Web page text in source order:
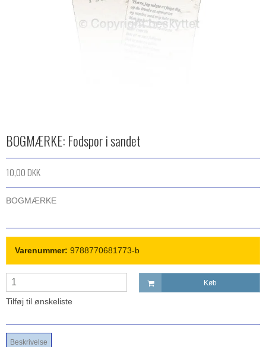
BOGMÆRKE: Fodspor i sandet
10,00 DKK
BOGMÆRKE
Varenummer: 9788770681773-b
Køb
Tilføj til ønskeliste
Beskrivelse